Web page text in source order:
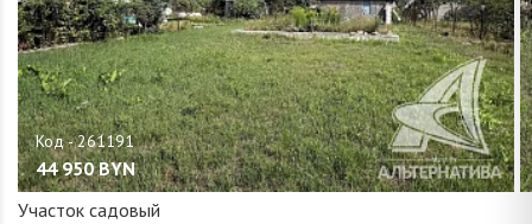
44 950 BYN
Участок садовый